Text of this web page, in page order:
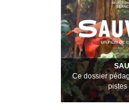
Ce dossier
pistes